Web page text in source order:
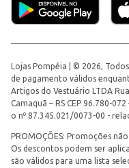
Lojas Pompéia | © 2026,
de pagamento válidos
Artigos do Vestuário LTDA
Camaquã – RS CEP 96.780-
o nº 87.345.021/0073-00 -
PROMOÇÕES: Promoções
Os descontos podem ser
são válidos para uma lista